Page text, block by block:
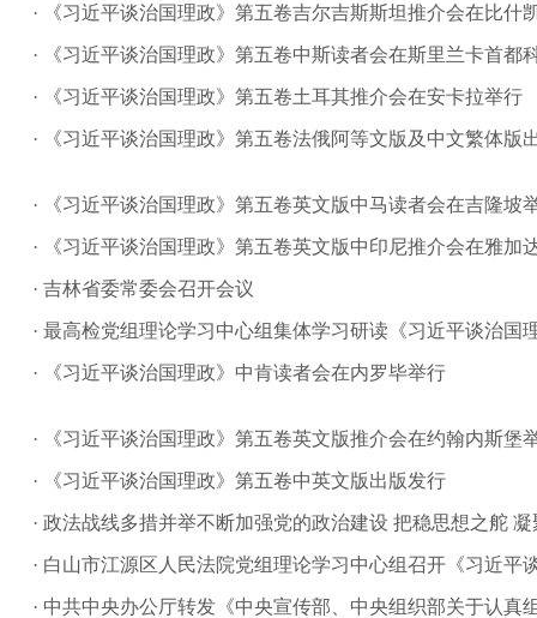
· 《习近平谈治国理政》第五卷吉尔吉斯斯坦推介会在比什
· 《习近平谈治国理政》第五卷中斯读者会在斯里兰卡首都
· 《习近平谈治国理政》第五卷土耳其推介会在安卡拉举行
· 《习近平谈治国理政》第五卷法俄阿等文版及中文繁体版
· 《习近平谈治国理政》第五卷英文版中马读者会在吉隆坡
· 《习近平谈治国理政》第五卷英文版中印尼推介会在雅加
· 吉林省委常委会召开会议
· 最高检党组理论学习中心组集体学习研读《习近平谈治国
· 《习近平谈治国理政》中肯读者会在内罗毕举行
· 《习近平谈治国理政》第五卷英文版推介会在约翰内斯堡
· 《习近平谈治国理政》第五卷中英文版出版发行
· 政法战线多措并举不断加强党的政治建设 把稳思想之舵
· 白山市江源区人民法院党组理论学习中心组召开《习近平
· 中共中央办公厅转发《中央宣传部、中央组织部关于认真